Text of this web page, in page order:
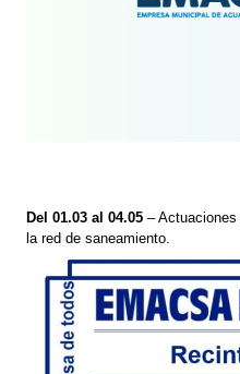
Del 01.03 al 04.05–
la red de saneamiento.